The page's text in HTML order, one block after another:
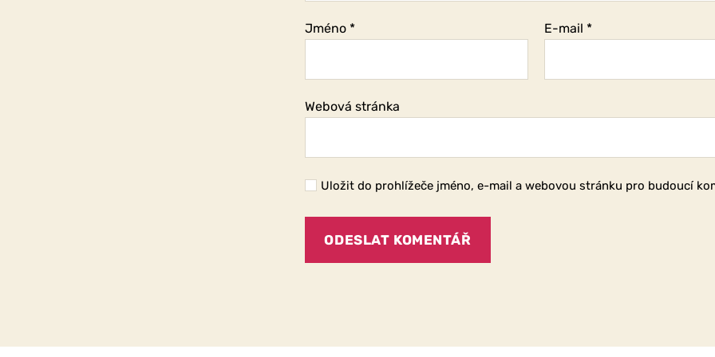
Jméno * E-mail *
Webová stránka
Uložit do prohlížeče jméno, e-mail a webovou stránku pro budoucí